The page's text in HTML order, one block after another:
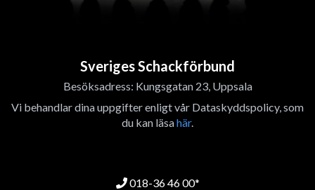
Sveriges Schackförbund
Besöksadress: Kungsgatan 23, Uppsala
Vi behandlar dina uppgifter enligt vår Dataskyddspolicy, som
du kan läsahär.
018-36 46 00*